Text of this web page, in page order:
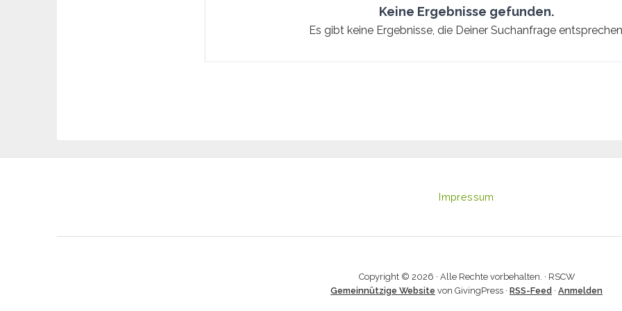
Keine Ergebnisse gefunden.
Es gibt keine Ergebnisse, die Deiner Suchanfrage
Impressum
Copyright © 2026 · Alle Rechte vorbehalten. · RSCW
Gemeinnützige Website von GivingPress · RSS-Feed · Anmelden